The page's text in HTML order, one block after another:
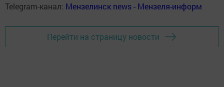
Telegram-канал: Мензелинск news - Мензеля-информ
Перейти на страницу новости